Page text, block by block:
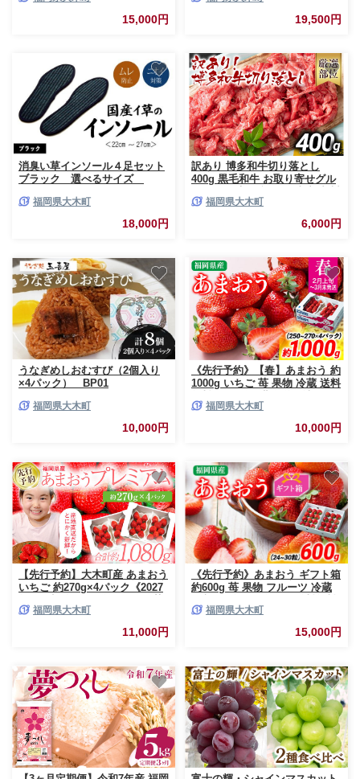
15,000円 19,500円
消臭い草インソール４足セット
ブラック 選べるサイズ
福岡県大木町
18,000円
訳あり 博多和牛切り落とし
400g 黒毛和牛 お取り寄せグル
福岡土産 取り寄せ グルメ
福岡県大木町
6,000円
うなぎめしおむすび（2個入り
×4パック） BP01
福岡県大木町
10,000円
《先行予約》【春】あまおう 約
1000g いちご 苺 果物 冷蔵 送料
離島は配送不可 大木町産 南国
福岡県大木町
10,000円
【先行予約】大木町産 あまおう
いちご 約270g×4パック《2027
果物 おすすめ 福岡県 大木町
福岡県大木町
11,000円
《先行予約》あまおう ギフト箱
約600g 苺 果物 フルーツ 冷蔵
※北海道・沖縄・離島は配送不
可 大木町産 南国フルーツ
福岡県大木町
15,000円